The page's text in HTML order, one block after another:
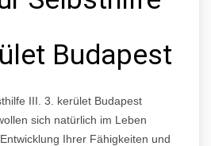
Budapest
III. 3. kerület Budapest
sich natürlich im Leben
Ihrer Fähigkeiten und